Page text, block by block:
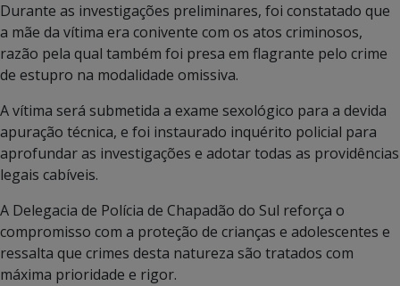
Durante as investigações preliminares, foi constatado que
a mãe da vítima era conivente com os atos criminosos,
razão pela qual também foi presa em flagrante pelo crime
de estupro na modalidade omissiva.
A vítima será submetida a exame sexológico para a devida
apuração técnica, e foi instaurado inquérito policial para
aprofundar as investigações e adotar todas as providências
legais cabíveis.
A Delegacia de Polícia de Chapadão do Sul reforça o
compromisso com a proteção de crianças e adolescentes e
ressalta que crimes desta natureza são tratados com
máxima prioridade e rigor.